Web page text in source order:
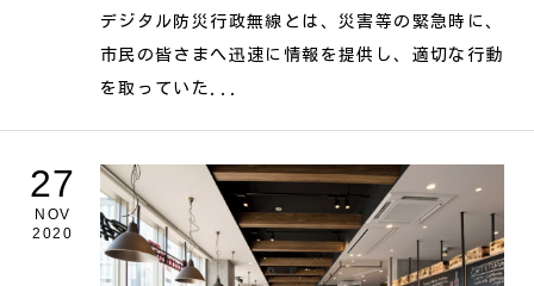
デジタル防災行政無線とは、災害等の緊急時に、
市民の皆さまへ迅速に情報を提供し、適切な行動
を取っていた...
27
NOV
2020